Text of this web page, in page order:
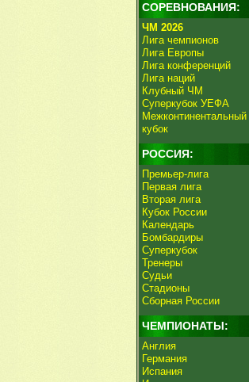
СОРЕВНОВАНИЯ:
ЧМ 2026
Лига чемпионов
Лига Европы
Лига конференций
Лига наций
Клубный ЧМ
Суперкубок УЕФА
Межконтинентальный
кубок
РОССИЯ:
Премьер-лига
Первая лига
Вторая лига
Кубок России
Календарь
Бомбардиры
Суперкубок
Тренеры
Судьи
Стадионы
Сборная России
ЧЕМПИОНАТЫ:
Англия
Германия
Испания